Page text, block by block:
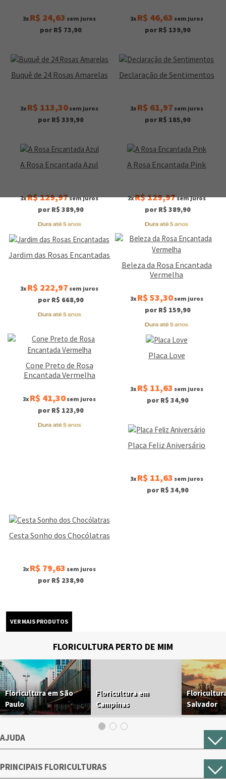
3x R$ 24,63 sem juros
por R$ 73,90
3x R$ 46,63 sem juros
por R$ 139,90
Buquê de 24 Rosas Amarelas
3x R$ 113,30 sem juros
por R$ 339,90
Declaração de Sentimentos
3x R$ 61,97 sem juros
por R$ 185,90
A Rosa Encantada Azul
3xR$ 129,97sem juros
por R$ 389,90
A Rosa Encantada Pink
3xR$ 129,97sem juros
por R$ 389,90
Jardim das Rosas Encantadas
3x R$ 222,97 sem juros
por R$ 668,90
Beleza da Rosa Encantada
Vermelha
3x R$ 53,30sem juros
por R$ 159,90
Cone Preto de Rosa
Encantada Vermelha
3x R$ 41,30 sem juros
por R$ 123,90
Placa Love
3x R$ 11,63 sem juros
por R$ 34,90
Placa Feliz Aniversário
3x R$ 11,63 sem juros
por R$ 34,90
Cesta Sonho dos Chocólatras
3x R$ 79,63 sem juros
por R$ 238,90
FLORICULTURA PERTO DE MIM
Floricultura em São
Paulo
Floricultura em
Campinas
Salvador
AJUDA
PRINCIPAIS FLORICULTURAS